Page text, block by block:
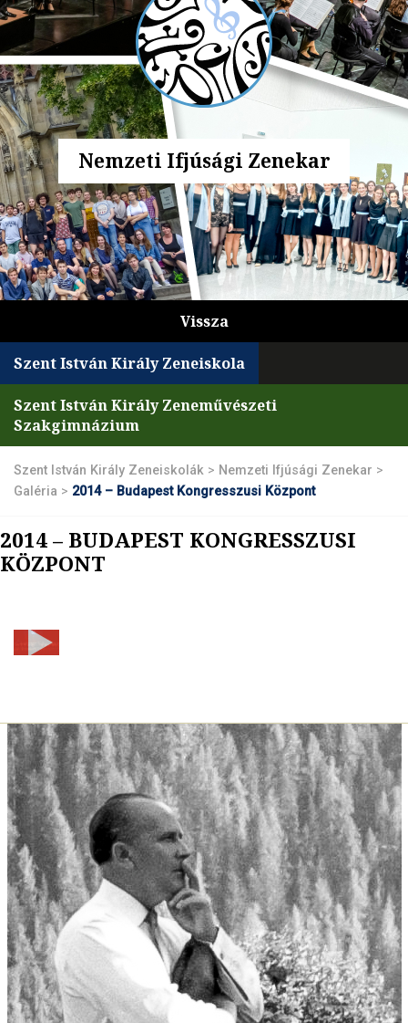
Nemzeti Ifjúsági Zenekar
Vissza
Szent István Király Zeneiskola
Szent István Király Zeneművészeti
Szakgimnázium
Szent István Király Zeneiskolák > Nemzeti Ifjúsági Zenekar >
Galéria > 2014 – Budapest Kongresszusi Központ
2014 – BUDAPEST KONGRESSZUSI
KÖZPONT